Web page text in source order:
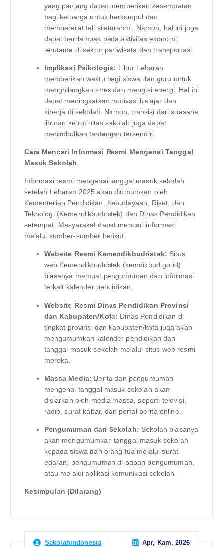
yang panjang dapat memberikan kesempatan
bagi keluarga untuk berkumpul dan
mempererat tali silaturahmi. Namun, hal ini juga
dapat berdampak pada aktivitas ekonomi,
terutama di sektor pariwisata dan transportasi.
Implikasi Psikologis: Libur Lebaran
memberikan waktu bagi siswa dan guru untuk
menghilangkan stres dan mengisi energi. Hal ini
dapat meningkatkan motivasi belajar dan
kinerja di sekolah. Namun, transisi dari suasana
liburan ke rutinitas sekolah juga dapat
menimbulkan tantangan tersendiri.
Cara Mencari Informasi Resmi Mengenai Tanggal
Masuk Sekolah
Informasi resmi mengenai tanggal masuk sekolah
setelah Lebaran 2025 akan diumumkan oleh
Kementerian Pendidikan, Kebudayaan, Riset, dan
Teknologi (Kemendikbudristek) dan Dinas Pendidikan
setempat. Masyarakat dapat mencari informasi
melalui sumber-sumber berikut:
Website Resmi Kemendikbudristek: Situs
web Kemendikbudristek (kemdikbud.go.id)
biasanya memuat pengumuman dan informasi
terkait kalender pendidikan.
Website Resmi Dinas Pendidikan Provinsi
dan Kabupaten/Kota: Dinas Pendidikan di
tingkat provinsi dan kabupaten/kota juga akan
mengumumkan kalender pendidikan dan
tanggal masuk sekolah melalui situs web resmi
mereka.
Massa Media: Berita dan pengumuman
mengenai tanggal masuk sekolah akan
disiarkan oleh media massa, seperti televisi,
radio, surat kabar, dan portal berita online.
Pengumuman dari Sekolah: Sekolah biasanya
akan mengumumkan tanggal masuk sekolah
kepada siswa dan orang tua melalui surat
edaran, pengumuman di papan pengumuman,
atau melalui aplikasi komunikasi sekolah.
Kesimpulan (Dilarang)
Sekolahindonesia Apr, Kam, 2026